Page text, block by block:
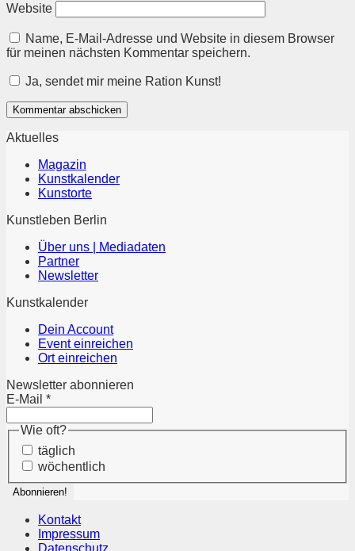
Website
Name, E-Mail-Adresse und Website in diesem Browser
für meinen nächsten Kommentar speichern.
Ja, sendet mir meine Ration Kunst!
Aktuelles
Magazin
Kunstkalender
Kunstorte
Kunstleben Berlin
Über uns | Mediadaten
Partner
Newsletter
Kunstkalender
Dein Account
Event einreichen
Ort einreichen
Newsletter abonnieren
E-Mail *
Wie oft?
täglich
wöchentlich
Kontakt
Impressum
Datenschutz